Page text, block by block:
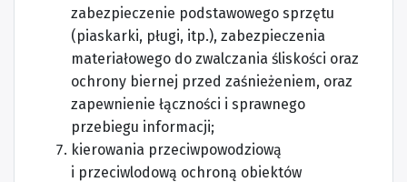
zabezpieczenie podstawowego sprzętu
(piaskarki, pługi, itp.), zabezpieczenia
materiałowego do zwalczania śliskości oraz
ochrony biernej przed zaśnieżeniem, oraz
zapewnienie łączności i sprawnego
przebiegu informacji;
kierowania przeciwpowodziową
i przeciwlodową ochroną obiektów